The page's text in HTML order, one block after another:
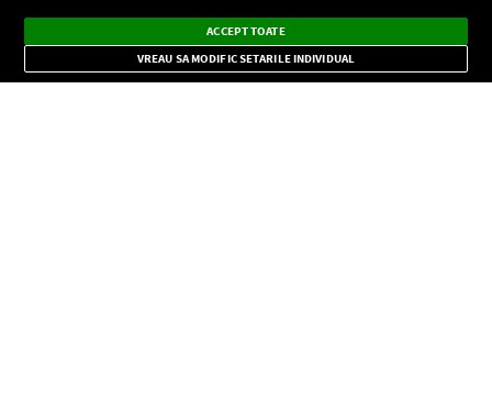
CONFIDENŢIALITATE
Dark
Mode
Radio live, podcasturi, știri și alerte
importante.
×
ACCEPT TOATE
VREAU SA MODIFIC SETARILE INDIVIDUAL